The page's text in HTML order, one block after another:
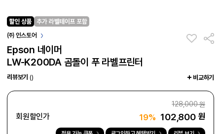
㈜ 인스토어
Epson 네이머
LW-K200DA 곰돌이 푸 라벨프린터
리뷰보기 () 비교하기
128,000원
회원할인가 19% 102,800 원